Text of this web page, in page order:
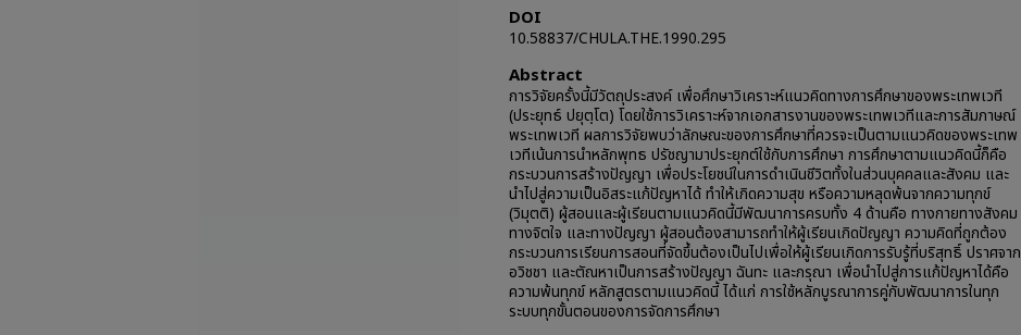
DOI
10.58837/CHULA.THE.1990.295
Abstract
การวิจัยครั้งนี้มีวัตถุประสงค์ เพื่อศึกษาวิเคราะห์แนวคิดทางการศึกษาของพระเทพเวที
(ประยุทธ์ ปยุตฺโต) โดยใช้การวิเคราะห์จากเอกสารงานของพระเทพเวทีและการสัมภาษณ์
พระเทพเวที ผลการวิจัยพบว่าลักษณะของการศึกษาที่ควรจะเป็นตามแนวคิดของพระเทพ
เวทีเน้นการนำหลักพุทธ ปรัชญามาประยุกต์ใช้กับการศึกษา การศึกษาตามแนวคิดนี้ก็คือ
กระบวนการสร้างปัญญา เพื่อประโยชน์ในการดำเนินชีวิตทั้งในส่วนบุคคลและสังคม และ
นำไปสู่ความเป็นอิสระแก้ปัญหาได้ ทำให้เกิดความสุข หรือความหลุดพ้นจากความทุกข์
(วิมุตติ) ผู้สอนและผู้เรียนตามแนวคิดนี้มีพัฒนาการครบทั้ง 4 ด้านคือ ทางกายทางสังคม
ทางจิตใจ และทางปัญญา ผู้สอนต้องสามารถทำให้ผู้เรียนเกิดปัญญา ความคิดที่ถูกต้อง
กระบวนการเรียนการสอนที่จัดขึ้นต้องเป็นไปเพื่อให้ผู้เรียนเกิดการรับรู้ที่บริสุทธิ์ ปราศจาก
อวิชชา และตัณหาเป็นการสร้างปัญญา ฉันทะ และกรุณา เพื่อนำไปสู่การแก้ปัญหาได้คือ
ความพ้นทุกข์ หลักสูตรตามแนวคิดนี้ ได้แก่ การใช้หลักบูรณาการคู่กับพัฒนาการในทุก
ระบบทุกขั้นตอนของการจัดการศึกษา